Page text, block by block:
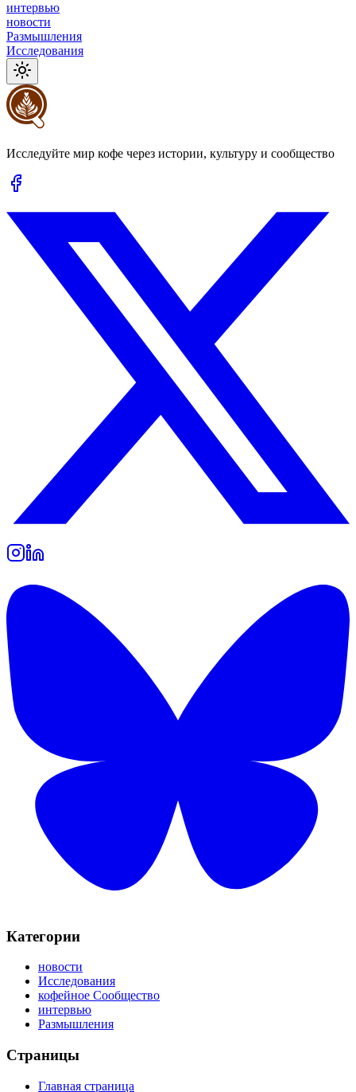
интервью
новости
Размышления
Исследования
Исследуйте мир кофе через истории, культуру и сообщество
Категории
новости
Исследования
кофейное Сообщество
интервью
Размышления
Страницы
Главная страница